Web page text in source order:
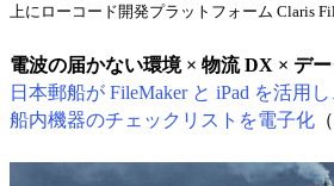
上にローコード開発プラットフォーム Claris
電波の届かない環境 × 物流 DX × デ
日本郵船が FileMaker と iPad を活用
船内機器のチェックリストを電子化